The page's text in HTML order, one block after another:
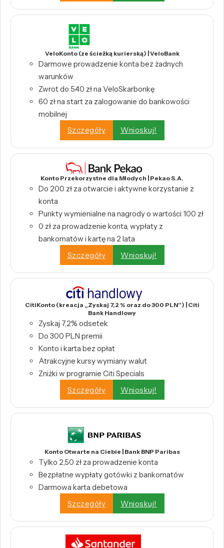
VeloKonto (ze ścieżką kurierską) | VeloBank
Darmowe prowadzenie konta bez żadnych
warunków
Zwrot do 540 zł na VeloSkarbonkę
60 zł na start za zalogowanie do bankowości
mobilnej
Szczegóły
Wnioskuj!
Konto Przekorzystne dla Młodych | Pekao S.A.
Do 200 zł za otwarcie i aktywne korzystanie z
konta
Punkty wymienialne na nagrody o wartości 100 zł
0 zł za prowadzenie konta, wypłaty z
bankomatów i kartę na 2 lata
Szczegóły
Wnioskuj!
CitiKonto (kreacja „Zyskaj 7,2 % oraz do 300 PLN”) | Citi
Bank Handlowy
Zyskaj 7,2% odsetek
Do 300 PLN premii
Konto i karta bez opłat
Atrakcyjne kursy wymiany walut
Zniżki w programie Citi Specials
Szczegóły
Wnioskuj!
Konto Otwarte na Ciebie | Bank BNP Paribas
Tylko 2,50 zł za prowadzenie konta
Bezpłatne wypłaty gotówki z bankomatów
Darmowa karta debetowa
Szczegóły
Wnioskuj!